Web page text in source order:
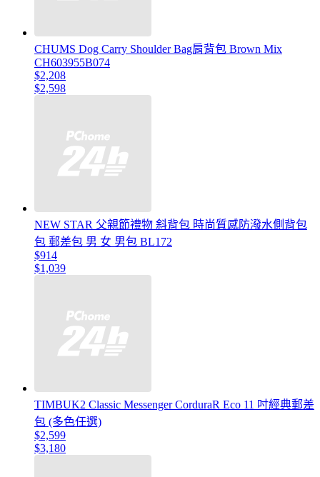
CHUMS Dog Carry Shoulder Bag肩背包 Brown Mix
CH603955B074
$2,208
$2,598
NEW STAR 父親節禮物 斜背包 時尚質感防潑水側背包
包 郵差包 男 女 男包 BL172
$914
$1,039
TIMBUK2 Classic Messenger CorduraR Eco 11 吋經典郵差
包 (多色任選)
$2,599
$3,180